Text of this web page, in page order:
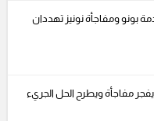
بونو ومفاجأة نونيز تهددان
مفاجأة ويطرح الحل الجريء